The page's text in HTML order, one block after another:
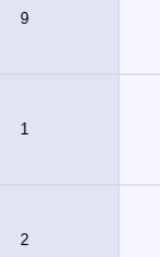
9
1
2